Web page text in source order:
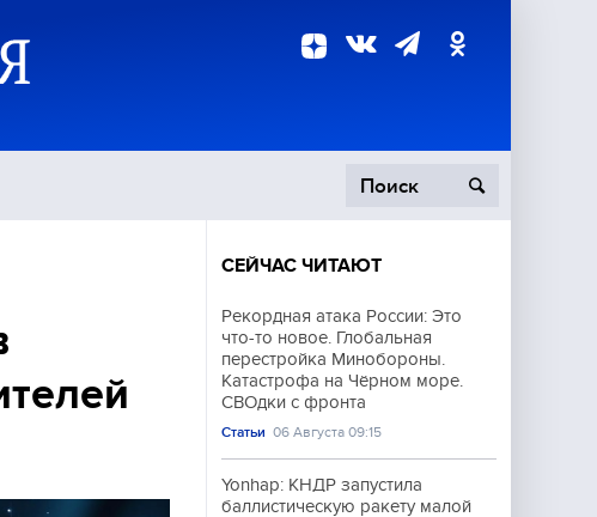
Происшествия
СЕЙЧАС ЧИТАЮТ
Рекордная атака России: Это
что-то новое. Глобальная
перестройка Минобороны.
Катастрофа на Чёрном море.
СВОдки с фронта
Статьи 06 Августа 09:15
Yonhap: КНДР запустила
баллистическую ракету малой